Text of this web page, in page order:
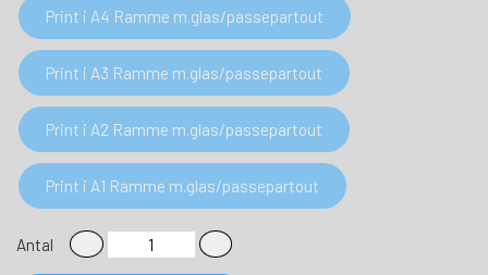
Print i A4 Ramme m.glas/passepartout
Print i A3 Ramme m.glas/passepartout
Print i A2 Ramme m.glas/passepartout
Print i A1 Ramme m.glas/passepartout
Antal